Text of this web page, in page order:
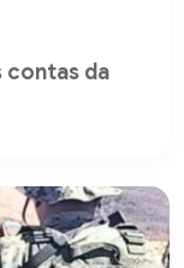
contas da